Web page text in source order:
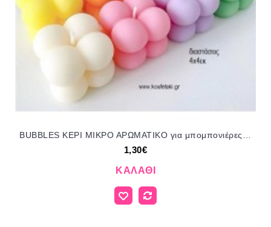
1,30€
ΚΑΛΆΘΙ